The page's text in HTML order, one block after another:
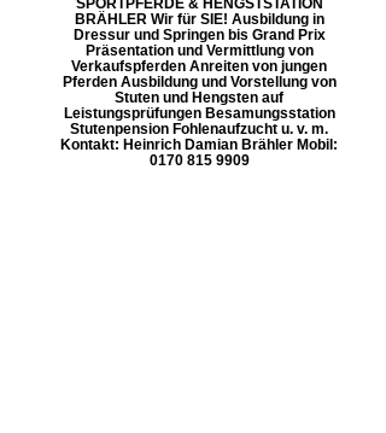
SPORTPFERDE & HENGSTSTATION
BRÄHLER Wir für SIE! Ausbildung in
Dressur und Springen bis Grand Prix
Präsentation und Vermittlung von
Verkaufspferden Anreiten von jungen
Pferden Ausbildung und Vorstellung von
Stuten und Hengsten auf
Leistungsprüfungen Besamungsstation
Stutenpension Fohlenaufzucht u. v. m.
Kontakt: Heinrich Damian Brähler Mobil:
0170 815 9909